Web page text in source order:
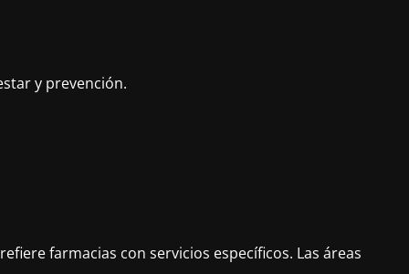
y prevención.
farmacias con servicios específicos. Las áreas